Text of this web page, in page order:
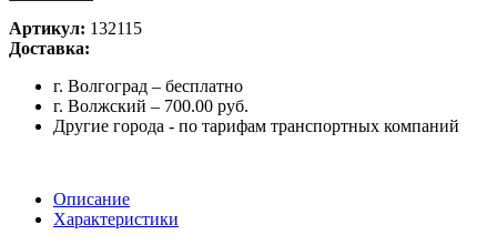
Артикул: 132115
Доставка:
г. Волгоград – бесплатно
г. Волжский – 700.00 руб.
Другие города - по тарифам транспортных компаний
Описание
Характеристики